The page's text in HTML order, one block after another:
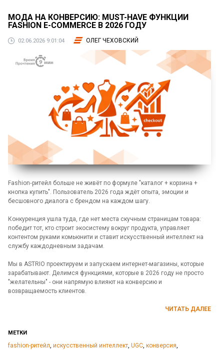
МОДА НА КОНВЕРСИЮ: MUST-HAVE ФУНКЦИИ
FASHION E-COMMERCE В 2026 ГОДУ
02.06.2026 9:01:04 ОЛЕГ ЧЕХОВСКИЙ
Fashion‑ритейл больше не живёт по формуле "каталог + корзина +
кнопка купить". Пользователь 2026 года ждёт опыта, эмоции и
бесшовного диалога с брендом на каждом шагу.
Конкуренция ушла туда, где нет места скучным страницам товара:
победит тот, кто строит экосистему вокруг продукта, управляет
контентом руками комьюнити и ставит искусственный интеллект на
службу каждодневным задачам.
Мы в ASTRIO проектируем и запускаем интернет-магазины, которые
зарабатывают. Делимся функциями, которые в 2026 году не просто
"желательны" - они напрямую влияют на конверсию и
возвращаемость клиентов.
ЧИТАТЬ ДАЛЕЕ
МЕТКИ
fashion-ритейл, искусственный интеллект, UGC, конверсия,